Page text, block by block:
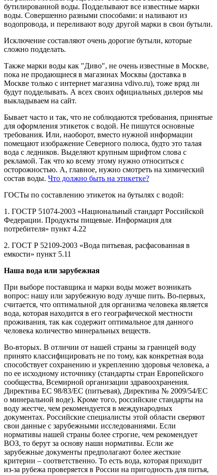
бутилированной воды. Подделывают все известные марки
воды. Совершенно разными способами: и наливают из
водопровода, и переливают воду другой марки в свои бутыли.
Исключение составляют очень дорогие бутыли, которые
сложно подделать.
Также марки воды как "Диво", не очень известные в Москве,
пока не продающиеся в магазинах Москвы (доставка в
Москве только с интернет магазина vdivo.ru), тоже вряд ли
будут подделывать. А всех своих официальных дилеров мы
выкладываем на сайт.
Бывает часто и так, что не соблюдаются требования, принятые
для оформления этикеток с водой. Не пишутся основные
требования. Или, наоборот, вместо нужной информации
помещают изображение Северного полюса, будто это талая
вода с ледников. Выделяют крупным шрифтом слова с
рекламой. Так что ко всему этому нужно относиться с
осторожностью. А, главное, нужно смотреть на химический
состав воды. Что должно быть на этикетке?
ГОСТы по составлению этикеток на бутылях с водой:
1. ГОСТР 51074-2003 «Национальный стандарт Российской
Федерации. Продукты пищевые. Информация для
потребителя» пункт 4.22
2. ГОСТ Р 52109-2003 «Вода питьевая, расфасованная в
емкости» пункт 5.11
Наша вода или зарубежная
При выборе поставщика и марки воды может возникать
вопрос: нашу или зарубежную воду лучше пить. Во-первых,
считается, что оптимальной для организма человека является
вода, которая находится в его географической местности
проживания, так как содержит оптимальное для данного
человека количество минеральных веществ.
Во-вторых. В отличии от нашей страны за границей воду
принято классифицировать не по тому, как конкретная вода
способствует сохранению и укреплению здоровья человека, а
по ее исходному источнику (стандарты стран Европейского
сообщества, Всемирной организации здравоохранения.
Директива ЕС 98/83/ЕС (питьевая), Директива № 2009/54/ЕС
о минеральной воде). Кроме того, российские стандарты на
воду жестче, чем рекомендуется в международных
документах. Российские специалисты этой области сверяют
свои данные с зарубежными исследованиями. Если
нормативы нашей страны более строгие, чем рекомендует
ВОЗ, то берут за основу наши нормативы. Если же
зарубежные документы предполагают более жесткие
критерии – соответственно. То есть вода, которая приходит
из-за рубежа проверяется в России на пригодность для питья,